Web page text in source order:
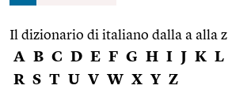
Il dizionario di italiano dalla a alla z
A B C D E F G H I J K L
R S T U V W X Y Z